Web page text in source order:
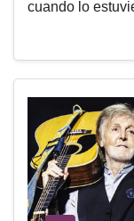
cuando lo